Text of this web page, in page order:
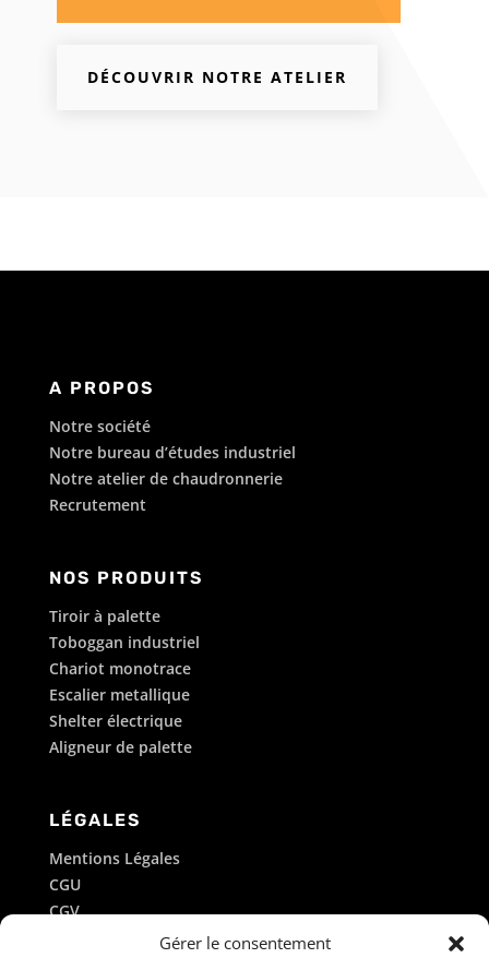
Gérer le consentement
DÉCOUVRIR NOTRE ATELIER
A PROPOS
Notre société
Notre bureau d’études industriel
Notre atelier de chaudronnerie
Recrutement
NOS PRODUITS
Tiroir à palette
Toboggan industriel
Chariot monotrace
Escalier metallique
Shelter électrique
Aligneur de palette
LÉGALES
Mentions Légales
CGU
CGV
Politique de cookies